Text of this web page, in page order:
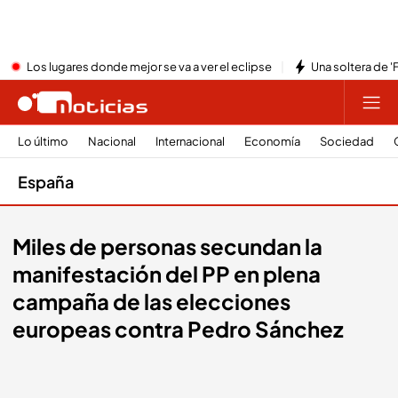
Los lugares donde mejor se va a ver el eclipse Una soltera de
Lo último Nacional Internacional Economía Sociedad
España
Miles de personas secundan la
manifestación del PP en plena
campaña de las elecciones
europeas contra Pedro Sánchez